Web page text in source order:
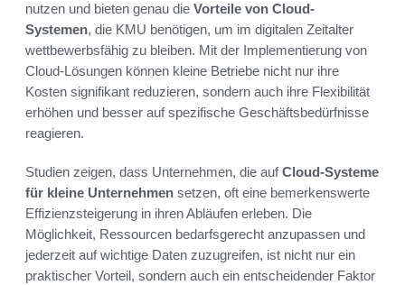
nutzen und bieten genau die Vorteile von Cloud-
Systemen, die KMU benötigen, um im digitalen Zeitalter
wettbewerbsfähig zu bleiben. Mit der Implementierung von
Cloud-Lösungen können kleine Betriebe nicht nur ihre
Kosten signifikant reduzieren, sondern auch ihre Flexibilität
erhöhen und besser auf spezifische Geschäftsbedürfnisse
reagieren.
Studien zeigen, dass Unternehmen, die aufCloud-Systeme
für kleine Unternehmen setzen, oft eine bemerkenswerte
Effizienzsteigerung in ihren Abläufen erleben. Die
Möglichkeit, Ressourcen bedarfsgerecht anzupassen und
jederzeit auf wichtige Daten zuzugreifen, ist nicht nur ein
praktischer Vorteil, sondern auch ein entscheidender Faktor